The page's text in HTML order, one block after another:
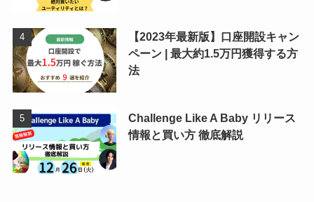
【2023年最新版】口座開設キャン
ペーン | 最大約1.5万円獲得する方
法
Challenge Like A Baby リリース
情報と買い方 徹底解説